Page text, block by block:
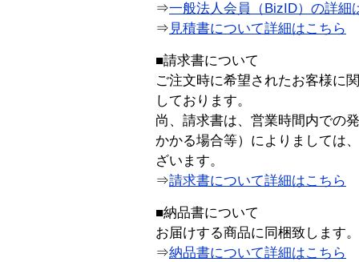
⇒一般法人会員（BizID）の詳細
⇒ 見積書について詳細はこちら
■請求書について
ご注文時に希望されたお客様に
しております。
尚、請求書は、営業時間内での
かかる場合等）によりましては
ざいます。
⇒請求書について詳細はこちら
■納品書について
お届けする商品に同梱致します。
⇒納品書について詳細はこちら